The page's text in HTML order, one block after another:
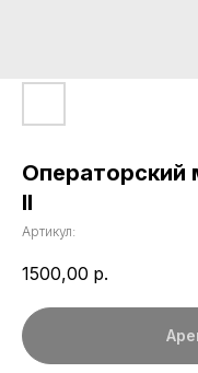
Операторский
II
Артикул:
1500,00 р.